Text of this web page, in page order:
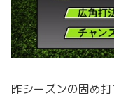
昨シーズンの固め